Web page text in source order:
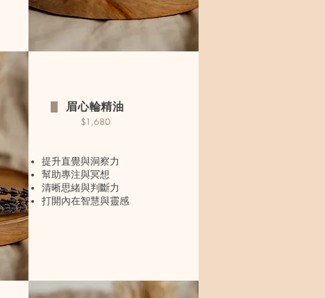
眉心輪精油
$1,680
提升直覺與洞察力
幫助專注與冥想
清晰思緒與判斷力
打開內在智慧與靈感